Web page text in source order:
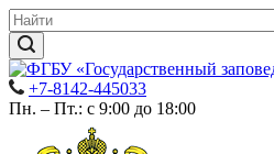
+7-8142-445033
Пн. – Пт.: с 9:00 до 18:00